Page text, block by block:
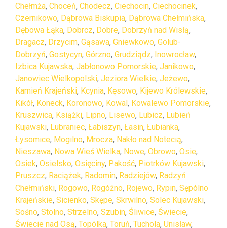
Chełmża, Choceń, Chodecz, Ciechocin, Ciechocinek,
Czernikowo, Dąbrowa Biskupia, Dąbrowa Chełmińska,
Dębowa Łąka, Dobrcz, Dobre, Dobrzyń nad Wisłą,
Dragacz, Drzycim, Gąsawa, Gniewkowo, Golub-
Dobrzyń, Gostycyn, Górzno, Grudziądz, Inowrocław,
Izbica Kujawska, Jabłonowo Pomorskie, Janikowo,
Janowiec Wielkopolski, Jeziora Wielkie, Jeżewo,
Kamień Krajeński, Kcynia, Kęsowo, Kijewo Królewskie,
Kikół, Koneck, Koronowo, Kowal, Kowalewo Pomorskie,
Kruszwica, Książki, Lipno, Lisewo, Lubicz, Lubień
Kujawski, Lubraniec, Łabiszyn, Łasin, Łubianka,
Łysomice, Mogilno, Mrocza, Nakło nad Notecią,
Nieszawa, Nowa Wieś Wielka, Nowe, Obrowo, Osie,
Osiek, Osielsko, Osięciny, Pakość, Piotrków Kujawski,
Pruszcz, Raciążek, Radomin, Radziejów, Radzyń
Chełmiński, Rogowo, Rogóźno, Rojewo, Rypin, Sępólno
Krajeńskie, Sicienko, Skępe, Skrwilno, Solec Kujawski,
Sośno, Stolno, Strzelno, Szubin, Śliwice, Świecie,
Świecie nad Osą, Topólka, Toruń, Tuchola, Unisław,